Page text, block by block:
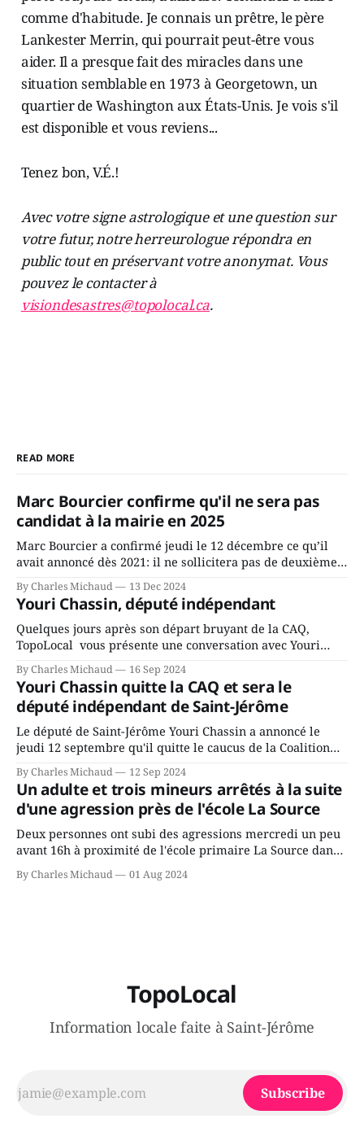
comme d'habitude. Je connais un prêtre, le père
Lankester Merrin, qui pourrait peut-être vous
aider. Il a presque fait des miracles dans une
situation semblable en 1973 à Georgetown, un
quartier de Washington aux États-Unis. Je vois s'il
est disponible et vous reviens...
Tenez bon, V.É.!
Avec votre signe astrologique et une question sur
votre futur, notre herreurologue répondra en
public tout en préservant votre anonymat. Vous
pouvez le contacter à
visiondesastres@topolocal.ca.
READ MORE
Marc Bourcier confirme qu'il ne sera pas
candidat à la mairie en 2025
Marc Bourcier a confirmé jeudi le 12 décembre ce qu’il
avait annoncé dès 2021: il ne sollicitera pas de deuxième
mandat à titre de maire de Saint-Jérôme. Bourcier en a
fait l’annonce en s’adressant aux employés de la ville,
rassemblés en soirée pour leur traditionnel souper
By Charles Michaud 13 Dec 2024
Youri Chassin, député indépendant
Quelques jours après son départ bruyant de la CAQ,
TopoLocal vous présente une conversation avec Youri
Chassin. Nous avons causé de sa décision. Y songeait-il
depuis longtemps? Sera-t-il candidat indépendant dans 2
ans? Joindrait-il un autre parti, par exemple les
conservateurs d’Éric Duhaime? Que lui
By Charles Michaud 16 Sep 2024
Youri Chassin quitte la CAQ et sera le
député indépendant de Saint-Jérôme
Le député de Saint-Jérôme Youri Chassin a annoncé le
jeudi 12 septembre qu'il quitte le caucus de la Coalition
Avenir Québec de François Legault parce qu'il est déçu du
gouvernement de la CAQ, surtout de son incapacité, qu'il
juge chronique, à offrir des
By Charles Michaud 12 Sep 2024
Un adulte et trois mineurs arrêtés à la suite
d'une agression près de l'école La Source
Deux personnes ont subi des agressions mercredi un peu
avant 16h à proximité de l'école primaire La Source dans
le secteur Bellefeuille de Saint-Jérôme. L'une de deux
victimes aurait été écrasée sous un véhicule et aspergée
By Charles Michaud 01 Aug 2024
TopoLocal
Information locale faite à Saint-Jérôme
Subscribe